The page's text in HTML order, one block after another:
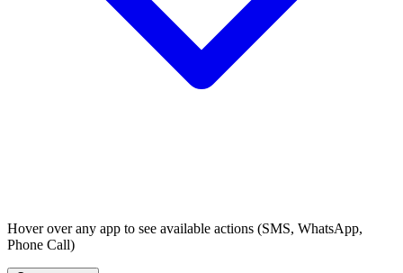
Hover over any app to see available actions (SMS, WhatsApp,
Phone Call)